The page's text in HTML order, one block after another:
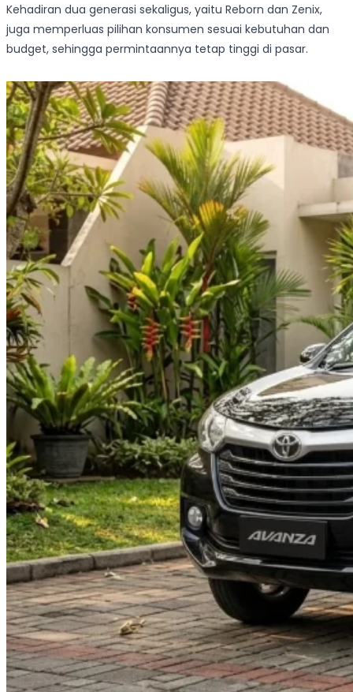
Kehadiran dua generasi sekaligus, yaitu Reborn dan Zenix,
juga memperluas pilihan konsumen sesuai kebutuhan dan
budget, sehingga permintaannya tetap tinggi di pasar.